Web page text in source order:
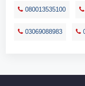
080013535100
03069088983